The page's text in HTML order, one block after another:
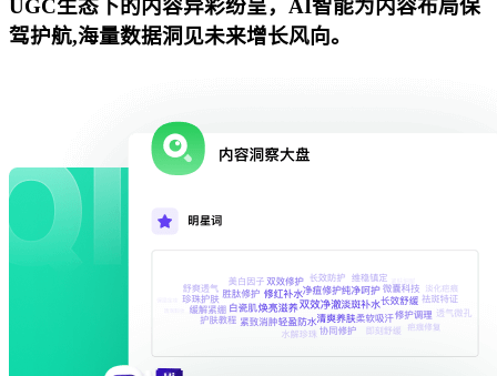
UGC生态下的内容异彩纷呈，AI智能为内容布局保
驾护航,海量数据洞见未来增长风向。